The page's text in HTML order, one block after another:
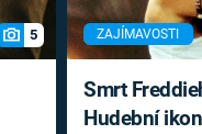
5 ZAJÍMAVOSTI
Smrt
Hudební